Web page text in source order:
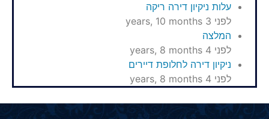
עלות ניקיון דירה ריקה
לפני 3 years, 10 months
המלצה
לפני 4 years, 8 months
ניקיון דירה לחלופת דיירים
לפני 4 years, 8 months